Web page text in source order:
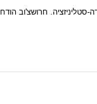
חרושצ'וב הודח